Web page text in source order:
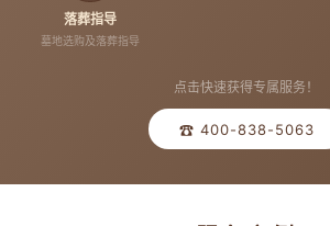
落葬指导
墓地选购及落葬指导
点击快速获得专属服务！
☎ 400-838-5063